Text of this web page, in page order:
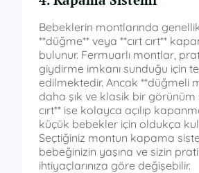
Bebeklerin montlarında
**düğme** veya **cırt cırt**
bulunur. Fermuarlı montlar,
giydirme imkanı sunduğu için
edilmektedir. Ancak **düğmeli
daha şık ve klasik bir görünüm
cırt** ise kolayca açılıp
küçük bebekler için oldukça
Seçtiğiniz montun kapama
bebeğinizin yaşına ve sizin
ihtiyaçlarınıza göre değişebilir.